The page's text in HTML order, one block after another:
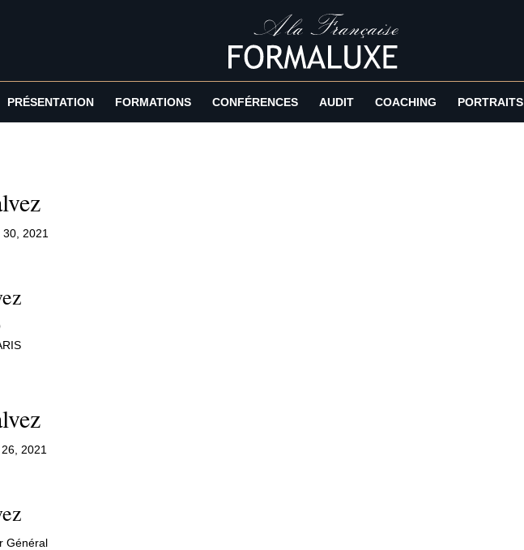
PRÉSENTATION FORMATIONS CONFÉRENCES AUDIT COACHING PORTRAITS
30, 2021
2021
Général